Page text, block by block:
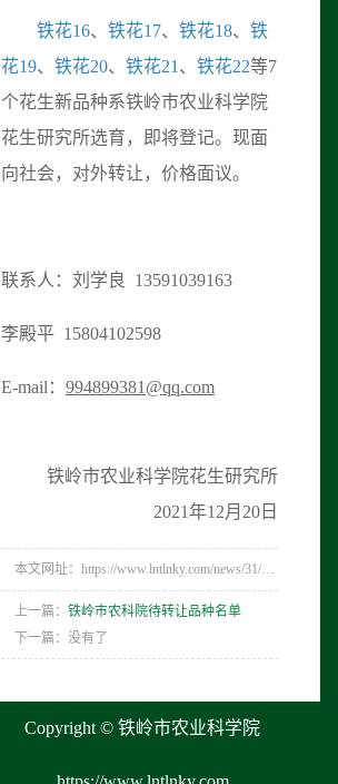
铁花16、 铁花17、 铁花18、 铁
花19、 铁花20、 铁花21 、 铁花22等7
个花生新品种系铁岭市农业科学院
花生研究所选育，即将登记。现面
向社会，对外转让，价格面议。
联系人：刘学良 13591039163
李殿平 15804102598
E-mail： 994899381@qq.com
铁岭市农业科学院花生研究所
2021年12月20日
本文网址：https://www.lntlnky.com/news/31/223.html
上一篇： 铁岭市农科院待转让品种名单
下一篇：没有了
Copyright © 铁岭市农业科学院